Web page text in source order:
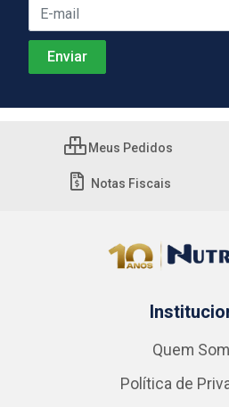
Meus Pedidos
Notas Fiscais
Quem
Política de